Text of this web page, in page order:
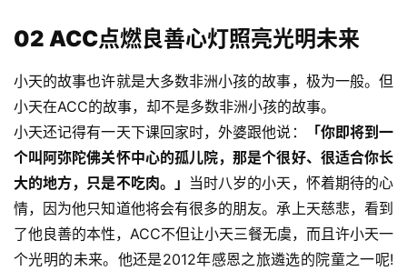
资
讯
八
点
02 ACC点燃良善心灯照亮光明未来
小天的故事也许就是大多数非洲小孩的故事，极为一般。但
小天在ACC的故事，却不是多数非洲小孩的故事。
小天还记得有一天下课回家时，外婆跟他说：
「你即将到一
个叫阿弥陀佛关怀中心的孤儿院，那是个很好、很适合你长
大的地方，只是不吃肉。」 当时八岁的小天，怀着期待的心
情，因为他只知道他将会有很多的朋友。承上天慈悲，看到
了他良善的本性，ACC不但让小天三餐无虞，而且许小天一
个光明的未来。他还是2012年感恩之旅遴选的院童之一呢!